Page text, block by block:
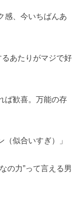
感、今いちばんあ
るあたりがマジで好
ば歓喜。万能の存
（似合いすぎ）」
の力”って言える男